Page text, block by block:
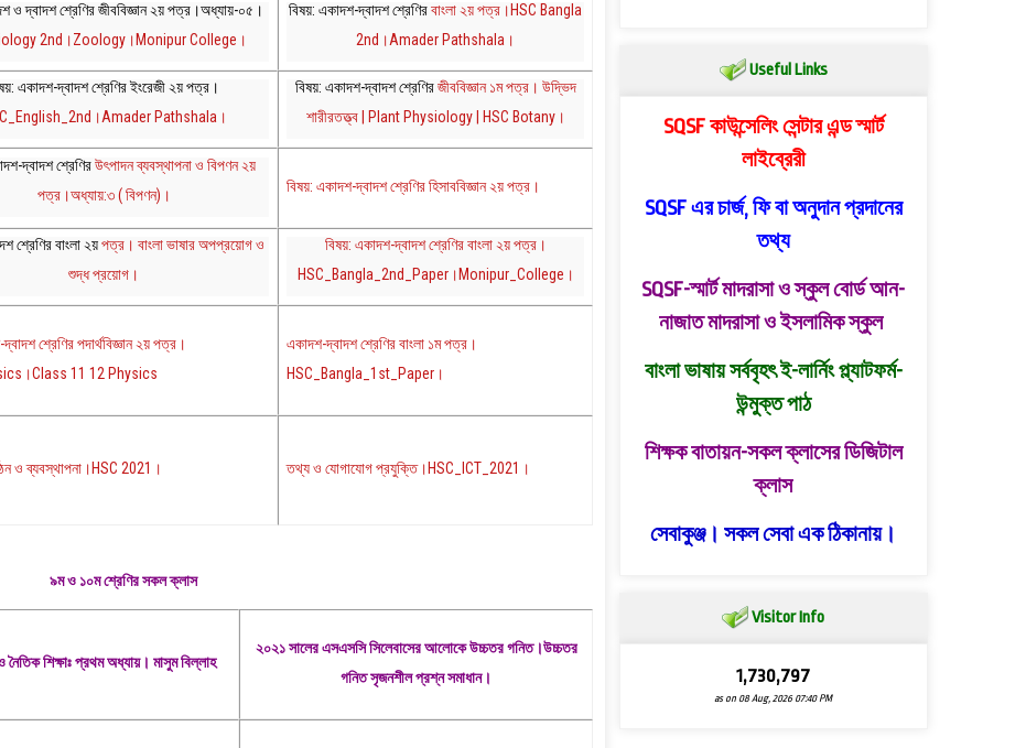
ও দ্বাদশ শ্রেণির জীববিজ্ঞান ২য় পত্র।অধ্যায়-০৫।
2nd।Zoology।Monipur College।
বিষয়: একাদশ-দ্বাদশ শ্রেণিরবাংলা ২য় পত্র।HSC Bangla
2nd।Amader Pathshala।
একাদশ-দ্বাদশ শ্রেণির ইংরেজী ২য় পত্র।
Pathshala।
বিষয়: একাদশ-দ্বাদশ শ্রেণিরজীববিজ্ঞান ১ম পত্র। উদ্ভিদ
শারীরতত্ত্ব | Plant Physiology | HSC Botany।
দ্বাদশ শ্রেণিরউৎপাদন ব্যবস্থাপনা ও বিপণন ২য়
পত্র।অধ্যায়:৩ ( বিপণন)।
বিষয়: একাদশ-দ্বাদশ শ্রেণির হিসাববিজ্ঞান ২য় পত্র।
শ্রেণির বাংলা ২য়পত্র। বাংলা ভাষার অপপ্রয়োগ ও
শুদ্ধ প্রয়োগ।
বিষয়: একাদশ-দ্বাদশ শ্রেণির বাংলা২য় পত্র।
HSC_Bangla_2nd_Paper।Monipur_College।
শ্রেণির পদার্থবিজ্ঞান ২য় পত্র।
11 12 Physics
একাদশ-দ্বাদশ শ্রেণির বাংলা ১ম পত্র।
HSC_Bangla_1st_Paper।
ও ব্যবস্থাপনা।HSC 2021। তথ্য ও যোগাযোগ প্রযুক্তি।HSC_ICT_2021।
৯ম ও ১০ম শ্রেণির সকল ক্লাস
নৈতিক শিক্ষাঃ প্রথম অধ্যায়। মাসুম বিল্লাহ
২০২১ সালের এসএসসি সিলেবাসের আলোকে উচ্চতর গনিত।উচ্চতর
গনিত সৃজনশীল প্রশ্ন সমাধান।
Useful Links
SQSF কাউন্সেলিং সেন্টার এন্ড স্মার্ট
লাইব্রেরী
SQSF এর চার্জ, ফি বা অনুদান প্রদানের
তথ্য
SQSF-স্মার্ট মাদরাসা ও স্কুল বোর্ডআন-
নাজাত মাদরাসা ও ইসলামিক স্কুল
বাংলা ভাষায় সর্ববৃহৎ ই-লার্নিং প্ল্যাটফর্ম-
উন্মুক্ত পাঠ
শিক্ষক বাতায়ন-সকল ক্লাসের ডিজিটাল
ক্লাস
সেবাকুঞ্জ। সকল সেবা এক ঠিকানায়।
Visitor Info
1,730,797
as on 08 Aug, 2026 07:40 PM